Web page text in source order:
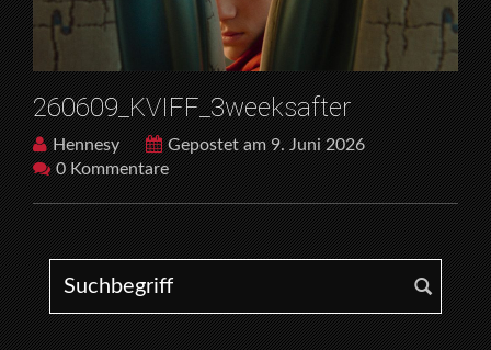
260609_KVIFF_3weeksafter
Hennesy
Gepostet am 9. Juni 2026
0 Kommentare
Search for: